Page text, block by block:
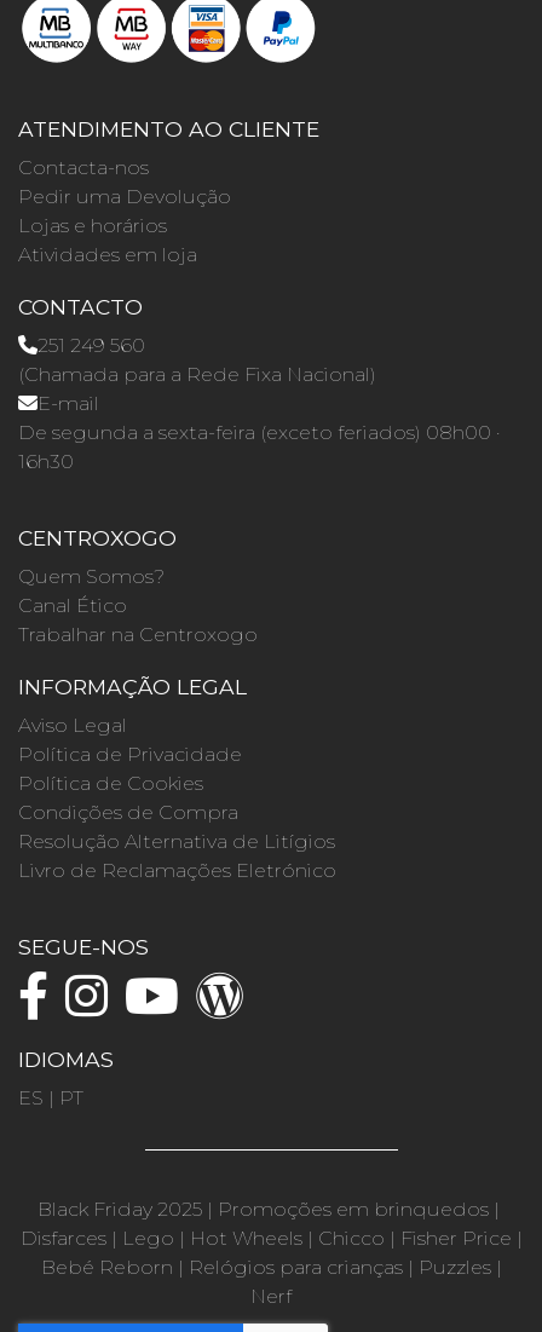
ATENDIMENTO AO CLIENTE
Contacta-nos
Pedir uma Devolução
Lojas e horários
Atividades em loja
CONTACTO
251 249 560
(Chamada para a Rede Fixa Nacional)
E-mail
De segunda a sexta-feira (exceto feriados) 08h00 ·
16h30
CENTROXOGO
Quem Somos?
Canal Ético
Trabalhar na Centroxogo
INFORMAÇÃO LEGAL
Aviso Legal
Política de Privacidade
Política de Cookies
Condições de Compra
Resolução Alternativa de Litígios
Livro de Reclamações Eletrónico
SEGUE-NOS
IDIOMAS
ES | PT
Black Friday 2025 | Promoções em brinquedos |
Disfarces| Lego | Hot Wheels| Chicco | Fisher Price |
Bebé Reborn | Relógios para crianças| Puzzles|
Nerf